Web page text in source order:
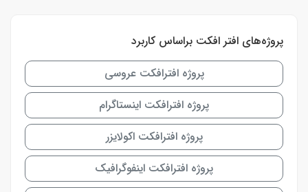
پروژه‌های افتر افکت براساس کاربرد
پروژه افترافکت عروسی
پروژه افترافکت اینستاگرام
پروژه افترافکت اکولایزر
پروژه افترافکت اینفوگرافیک